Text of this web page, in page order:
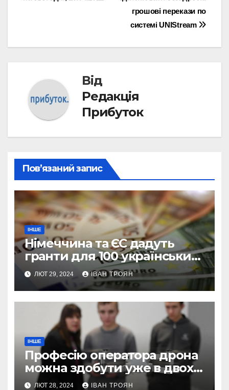
записів
грошові перекази по
системі UNIStream
Від
Редакція
Прибуток
Пов’язаний запис
ІНШЕ
Німеччина та ЄС дадуть
гранти для 100 українських
підприємств
ЛЮТ 29, 2024 ІВАН ТРОЯН
ІНШЕ
Професію оператора дрона
можна здобути уже в двох
профтехах Львівщини
ЛЮТ 28, 2024 ІВАН ТРОЯН